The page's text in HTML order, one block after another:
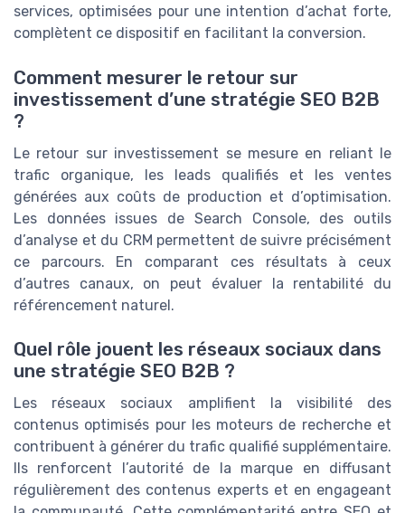
services, optimisées pour une intention d’achat forte,
complètent ce dispositif en facilitant la conversion.
Comment mesurer le retour sur
investissement d’une stratégie SEO B2B
?
Le retour sur investissement se mesure en reliant le
trafic organique, les leads qualifiés et les ventes
générées aux coûts de production et d’optimisation.
Les données issues de Search Console, des outils
d’analyse et du CRM permettent de suivre précisément
ce parcours. En comparant ces résultats à ceux
d’autres canaux, on peut évaluer la rentabilité du
référencement naturel.
Quel rôle jouent les réseaux sociaux dans
une stratégie SEO B2B ?
Les réseaux sociaux amplifient la visibilité des
contenus optimisés pour les moteurs de recherche et
contribuent à générer du trafic qualifié supplémentaire.
Ils renforcent l’autorité de la marque en diffusant
régulièrement des contenus experts et en engageant